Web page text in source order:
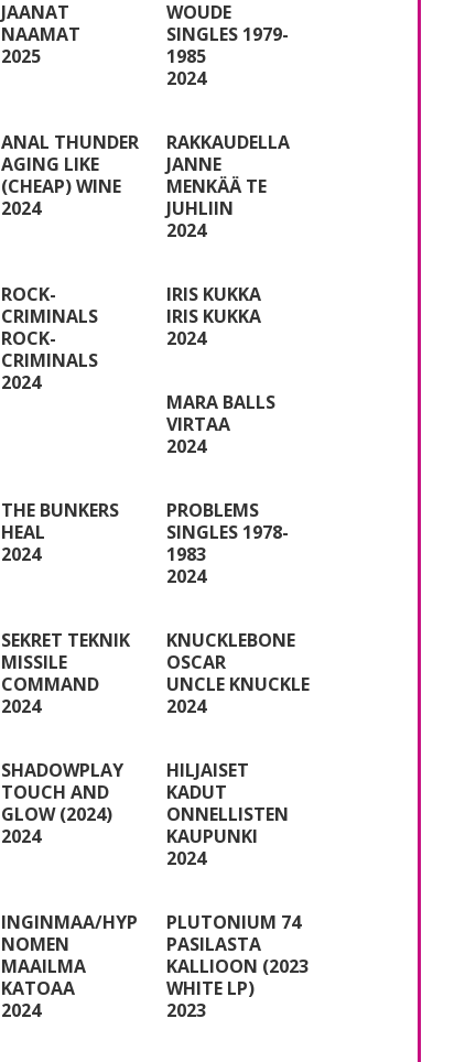
JAANAT
NAAMAT
2025
WOUDE
SINGLES 1979-
1985
2024
ANAL THUNDER
AGING LIKE
(CHEAP) WINE
2024
RAKKAUDELLA
JANNE
MENKÄÄ TE
JUHLIIN
2024
ROCK-
CRIMINALS
ROCK-
CRIMINALS
2024
IRIS KUKKA
IRIS KUKKA
2024
MARA BALLS
VIRTAA
2024
THE BUNKERS
HEAL
2024
PROBLEMS
SINGLES 1978-
1983
2024
SEKRET TEKNIK
MISSILE
COMMAND
2024
KNUCKLEBONE
OSCAR
UNCLE KNUCKLE
2024
SHADOWPLAY
TOUCH AND
GLOW (2024)
2024
HILJAISET
KADUT
ONNELLISTEN
KAUPUNKI
2024
INGINMAA/HYP
NOMEN
MAAILMA
KATOAA
2024
PLUTONIUM 74
PASILASTA
KALLIOON (2023
WHITE LP)
2023